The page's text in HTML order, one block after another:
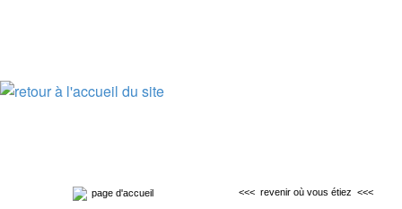
page d'accueil <<< revenir où vous étiez <<<